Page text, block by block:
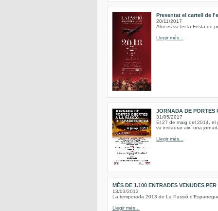
Presentat el cartell de
20/11/2017
Ahir es va fer la Festa de
Llegir més...
JORNADA DE PORTES
31/05/2017
El 27 de maig del 2014, el
va instaurar així una
Llegir més...
MÉS DE 1.100 ENTRADES VENUDES
13/03/2013
La temporada 2013 de La Passió
Llegir més...